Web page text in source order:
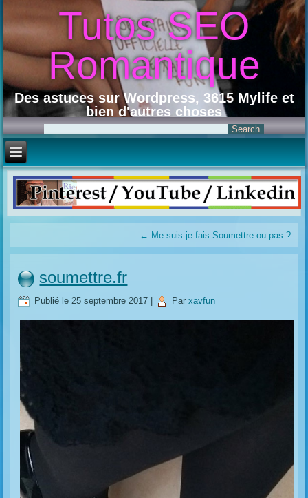
Tutos SEO
Romantique
Des astuces sur Wordpress, 3615 Mylife et
bien d'autres choses
← Me suis-je fais Soumettre ou pas ?
soumettre.fr
Publié le 25 septembre 2017 Par xavfun